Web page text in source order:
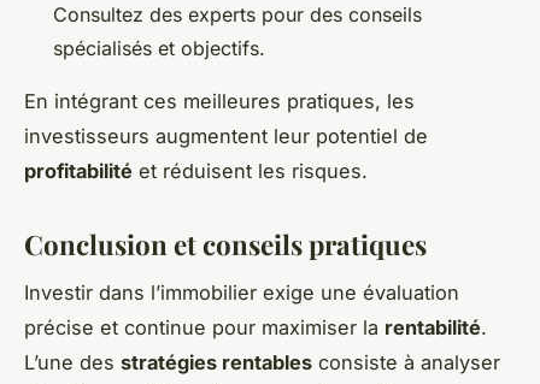
Consultez des experts pour des conseils
spécialisés et objectifs.
En intégrant ces meilleures pratiques, les
investisseurs augmentent leur potentiel de
profitabilité et réduisent les risques.
Conclusion et conseils pratiques
Investir dans l’immobilier exige une évaluation
précise et continue pour maximiser la rentabilité.
L’une des stratégies rentables consiste à analyser